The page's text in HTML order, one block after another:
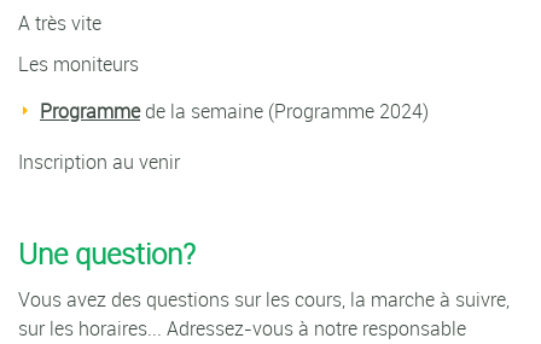
A très vite
Les moniteurs
Programme de la semaine (Programme 2024)
Inscription au venir
Une question?
Vous avez des questions sur les cours, la marche à suivre,
sur les horaires... Adressez-vous à notre responsable